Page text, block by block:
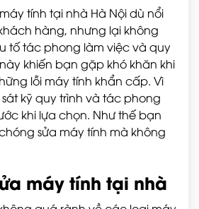
tính tại nhà Hà Nội dù nổi
hàng, nhưng lại không
tố tác phong làm việc và quy
khiến bạn gặp khó khăn khi
lỗi máy tính khẩn cấp. Vì
kỹ quy trình và tác phong
khi lựa chọn. Như thế bạn
sửa máy tính mà không
máy tính tại nhà